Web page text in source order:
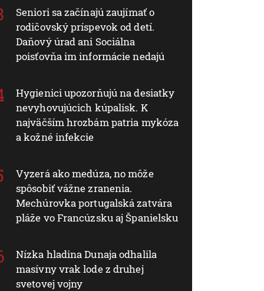
Seniori sa začínajú zaujímať o
rodičovský príspevok od detí.
Daňový úrad ani Sociálna
poisťovňa im informácie nedajú
Hygienici upozorňujú na desiatky
nevyhovujúcich kúpalísk. K
najväčším hrozbám patria mykóza
a kožné infekcie
Vyzerá ako medúza, no môže
spôsobiť vážne zranenia.
Mechúrovka portugalská zatvára
pláže vo Francúzsku aj Španielsku
Nízka hladina Dunaja odhalila
masívny vrak lode z druhej
svetovej vojny